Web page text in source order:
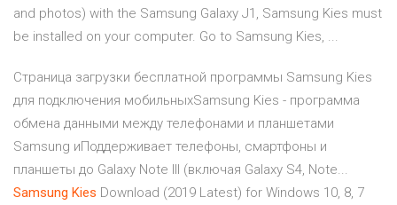
and photos) with the Samsung Galaxy J1, Samsung Kies must
be installed on your computer. Go to Samsung Kies, ...
Страница загрузки бесплатной программы Samsung Kies
для подключения мобильныхSamsung Kies - программа
обмена данными между телефонами и планшетами
Samsung иПоддерживает телефоны, смартфоны и
планшеты до Galaxy Note III (включая Galaxy S4, Note...
Samsung Kies Download (2019 Latest) for Windows 10, 8, 7